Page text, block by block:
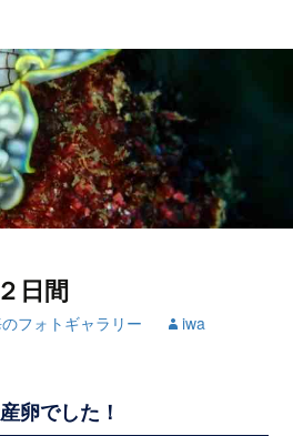
日間
フォトギャラリー iwa
卵でした！